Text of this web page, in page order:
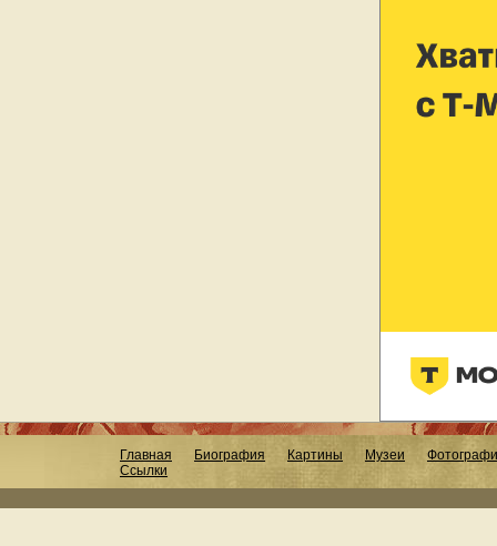
Главная Биография Картины Музеи
Ссылки